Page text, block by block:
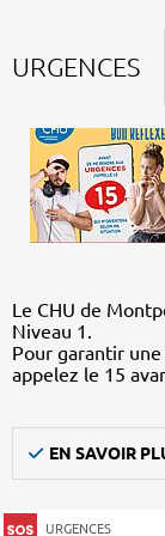
URGENCES
Le CHU de
Niveau 1.
Pour garantir une
appelez le 15
EN SAVOIR
URGENCES